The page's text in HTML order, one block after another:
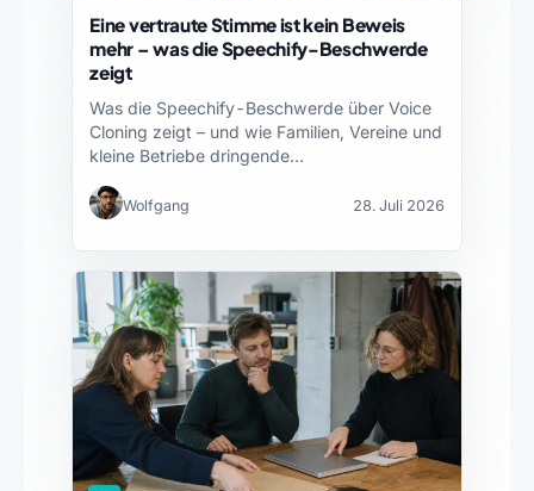
Eine vertraute Stimme ist kein Beweis
mehr – was die Speechify-Beschwerde
zeigt
Was die Speechify-Beschwerde über Voice
Cloning zeigt – und wie Familien, Vereine und
kleine Betriebe dringende…
Wolfgang 28. Juli 2026